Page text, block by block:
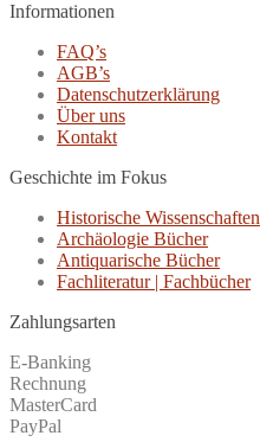
Informationen
FAQ’s
AGB’s
Datenschutzerklärung
Über uns
Kontakt
Geschichte im Fokus
Historische Wissenschaften
Archäologie Bücher
Antiquarische Bücher
Fachliteratur | Fachbücher
Zahlungsarten
E-Banking
Rechnung
MasterCard
PayPal